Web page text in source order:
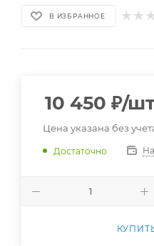
В ИЗБРАННОЕ
10 450 ₽/
Цена указана без
Достаточно